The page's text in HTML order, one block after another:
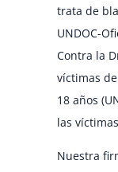
trata de
UNDOC-
Contra la
víctimas
18 años
las
Nuestra